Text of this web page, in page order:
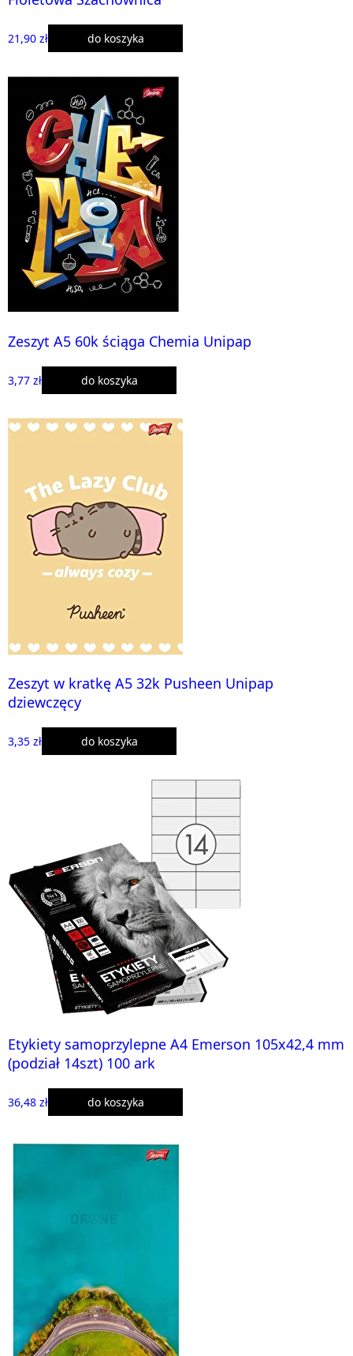
21,90 zł do koszyka
Zeszyt A5 60k ściąga Chemia Unipap
3,77 zł do koszyka
Zeszyt w kratkę A5 32k Pusheen Unipap
dziewczęcy
3,35 zł do koszyka
Etykiety samoprzylepne A4 Emerson 105x42,4 mm
(podział 14szt) 100 ark
36,48 zł do koszyka